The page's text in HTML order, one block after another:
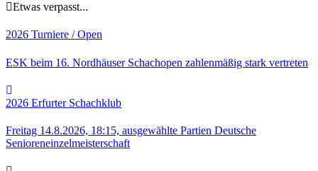
Etwas verpasst...
2026 Turniere / Open
ESK beim 16. Nordhäuser Schachopen zahlenmäßig stark vertreten
2026 Erfurter Schachklub
Freitag 14.8.2026, 18:15, ausgewählte Partien Deutsche
Senioreneinzelmeisterschaft